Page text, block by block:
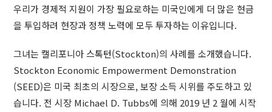
우리가 경제적 지원이 가장 필요로하는 미국인에게 더 많은 현금
을 투입하려 현장과 정책 노력에 모두 투자하는 이유입니다.
그녀는 캘리포니아 스톡턴(Stockton)의 사례를 소개했습니다.
Stockton Economic Empowerment Demonstration
(SEED)은 미국 최초의 시장으로, 보장 소득 시위를 주도하고 있
습니다. 전 시장 Michael D. Tubbs에 의해 2019 년 2 월에 시작